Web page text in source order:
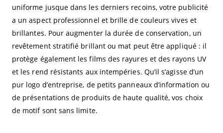
uniforme jusque dans les derniers recoins, votre publicité
a un aspect professionnel et brille de couleurs vives et
brillantes. Pour augmenter la durée de conservation, un
revêtement stratifié brillant ou mat peut être appliqué : il
protège également les films des rayures et des rayons UV
et les rend résistants aux intempéries. Qu’il s’agisse d’un
pur logo d’entreprise, de petits panneaux d’information ou
de présentations de produits de haute qualité, vos choix
de motif sont sans limite.